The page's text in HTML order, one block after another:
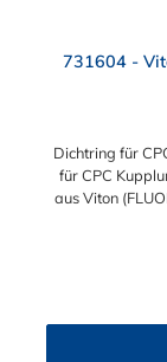
731604 -
Dichtring für
für CPC
aus Viton